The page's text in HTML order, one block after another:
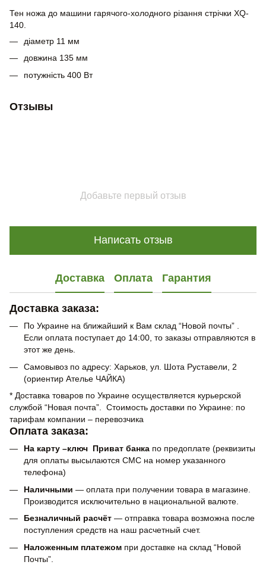
Тен ножа до машини гарячого-холодного різання стрічки XQ-
140.
діаметр 11 мм
довжина 135 мм
потужність 400 Вт
Отзывы
Добавьте первый отзыв
Написать отзыв
Доставка Оплата Гарантия
Доставка заказа:
По Украине на ближайший к Вам склад “Новой почты” .
Если оплата поступает до 14:00, то заказы отправляются в
этот же день.
Самовывоз по адресу: Харьков, ул. Шота Руставели, 2
(ориентир Ателье ЧАЙКА)
* Доставка товаров по Украине осуществляется курьерской
службой “Новая почта”. Стоимость доставки по Украине: по
тарифам компании – перевозчика
Оплата заказа:
На карту –ключ Приват банка по предоплате (реквизиты
для оплаты высылаются СМС на номер указанного
телефона)
Наличными — оплата при получении товара в магазине.
Производится исключительно в национальной валюте.
Безналичный расчёт — отправка товара возможна после
поступления средств на наш расчетный счет.
Наложенным платежом при доставке на склад “Новой
Почты”.